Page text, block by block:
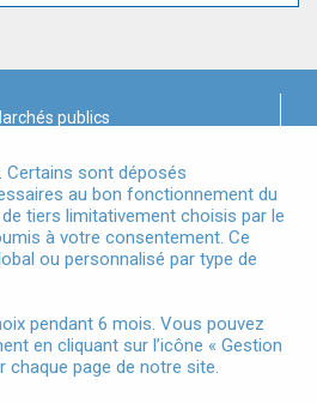
publics
légales
Générales d'Utilisation
Caractère Personnel
Accessibilité
des cookies
Certains sont déposés
au bon fonctionnement du
tiers limitativement choisis par le
à votre consentement. Ce
ou personnalisé par type de
pendant 6 mois. Vous pouvez
en cliquant sur l’icône « Gestion
chaque page de notre site.